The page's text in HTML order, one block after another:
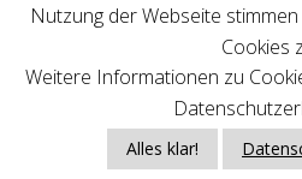
TRADITIONAL TAEKWON-DO
Nutzung der Webseite
Cookies
Weitere Informationen zu
Alles klar!